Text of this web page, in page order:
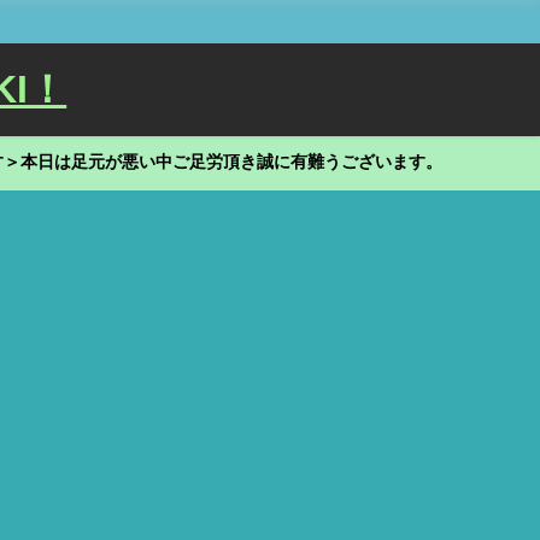
！
本日は足元が悪い中ご足労頂き誠に有難うございます。